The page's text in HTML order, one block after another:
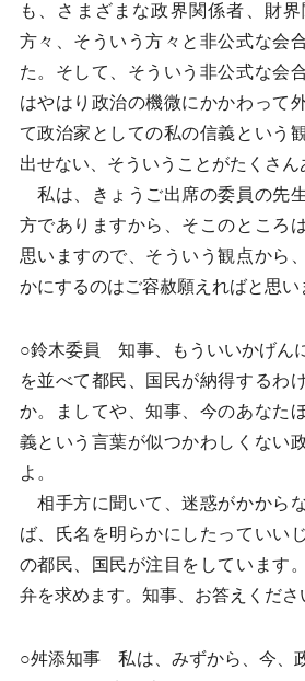
も、さまざまな政界関係者、財
方々、そういう方々と非公式な会
た。そして、そういう非公式な会
はやはり政治の機微にかかわって
て政治家としての私の信義という
出せない、そういうことがたくさん
私は、きょうご出席の委員の先
方でありますから、そこのところ
思いますので、そういう観点から
かにするのはご容赦願えればと思い
○鈴木委員 知事、もういいかげん
を並べて都民、国民が納得するわ
か。ましてや、知事、今のあなた
義という言葉が似つかわしくない
よ。
相手方に聞いて、迷惑がかから
ば、氏名を明らかにしたっていい
の都民、国民が注目をしています
弁を求めます。知事、お答えくださ
○舛添知事 私は、みずから、今、